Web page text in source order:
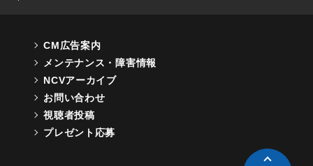
CM広告案内
メンテナンス・障害情報
NCVアーカイブ
お問い合わせ
視聴者投稿
プレゼント応募